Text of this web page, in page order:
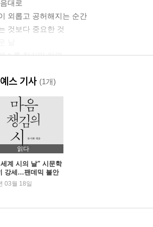
대로
외롭고 공허해지는 순간
것보다 중요한 것
스를 참기만 하면
에서 벗어나기
많은 사람
해내는 사람의 특징
걸어가세요
어떻게 보내면 좋을까
필요성
스 기사 (1개)
읽다
계 시의 날" 시문학
강세…팬데믹 불안
판매 증가
03월 18일